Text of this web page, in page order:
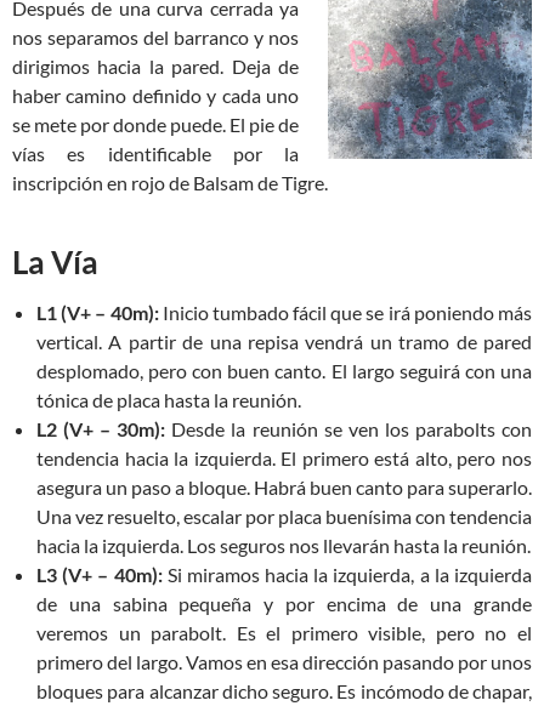
Después de una curva cerrada ya
nos separamos del barranco y nos
dirigimos hacia la pared. Deja de
haber camino definido y cada uno
se mete por donde puede. El pie de
vías es identificable por la
inscripción en rojo de Balsam de Tigre.
La Vía
L1 (V+ – 40m): Inicio tumbado fácil que se irá poniendo más
vertical. A partir de una repisa vendrá un tramo de pared
desplomado, pero con buen canto. El largo seguirá con una
tónica de placa hasta la reunión.
L2 (V+ – 30m): Desde la reunión se ven los parabolts con
tendencia hacia la izquierda. El primero está alto, pero nos
asegura un paso a bloque. Habrá buen canto para superarlo.
Una vez resuelto, escalar por placa buenísima con tendencia
hacia la izquierda. Los seguros nos llevarán hasta la reunión.
L3 (V+ – 40m): Si miramos hacia la izquierda, a la izquierda
de una sabina pequeña y por encima de una grande
veremos un parabolt. Es el primero visible, pero no el
primero del largo. Vamos en esa dirección pasando por unos
bloques para alcanzar dicho seguro. Es incómodo de chapar,